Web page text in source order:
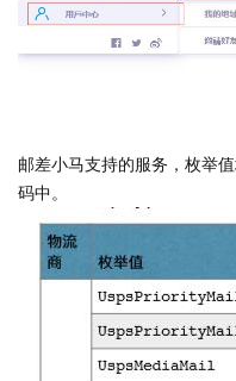
邮差小马支持的服务，枚举
码中。